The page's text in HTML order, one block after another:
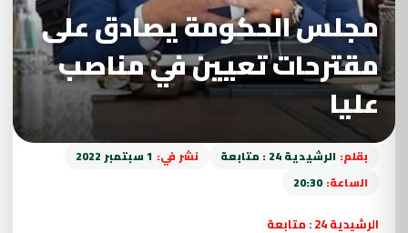
مجلس الحكومة يصادق على
مقترحات تعيين في مناصب
عليا
بقلم: الرشيدية 24 : متابعة نشر في: 1 سبتمبر 2022
الساعة: 20:30
الرشيدية 24 : متابعة